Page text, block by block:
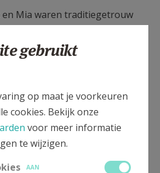
en Mia waren traditiegetrouw
KSA-ploeg in het
huis gingen!
rotweer, regen en nog eens
‘geen hond door te jagen’ …
gebruikt
op maat je voorkeuren
cookies. Bekijk onze
voor meer informatie
te wijzigen.
AAN